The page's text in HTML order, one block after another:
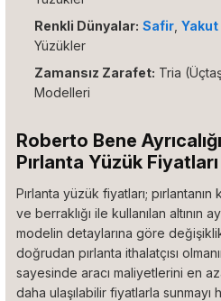
Renkli Dünyalar: Safir Yakut
Yüzükler
Zamansız Zarafet: Tria
Modelleri
Roberto Bene
Pırlanta Yüzük Fiyatları
Pırlanta yüzük fiyatları; pırlantanın
ve berraklığı ile kullanılan altının
modelin detaylarına göre
doğrudan pırlanta ithalatçısı
sayesinde aracı maliyetlerini en
daha ulaşılabilir fiyatlarla sunmayı